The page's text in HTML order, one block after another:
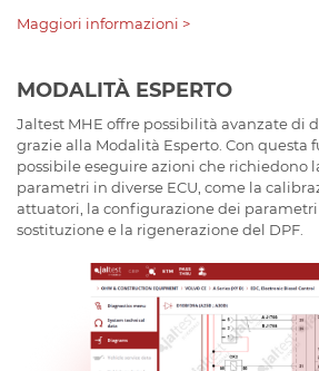
Maggiori informazioni >
MODALITÀ ESPERTO
Jaltest MHE offre possibilità avanzate di
grazie alla Modalità Esperto. Con questa
possibile eseguire azioni che richiedono
parametri in diverse ECU, come la
attuatori, la configurazione dei
sostituzione e la rigenerazione del DPF.